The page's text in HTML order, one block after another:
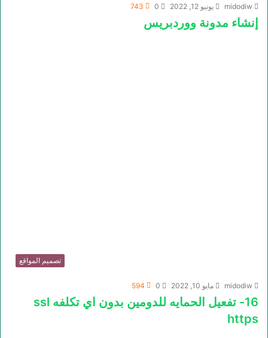
midodiw يونيو 12, 2022 0
743
إنشاء مدونة ووردبريس
تصميم المواقع
midodiw مايو 10, 2022 0
594
16- تفعيل الحمايه للدومين بدون اي تكلفه ssl
https